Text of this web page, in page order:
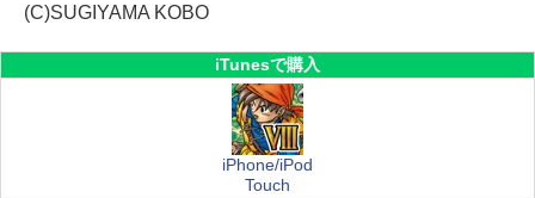
(C)SUGIYAMA KOBO
iTunesで購入
iPhone/iPod
Touch